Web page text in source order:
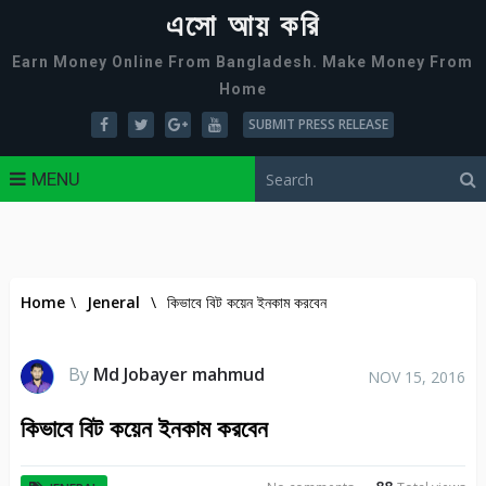
এসো আয় করি
Earn Money Online From Bangladesh. Make Money From
Home
SUBMIT PRESS RELEASE
MENU
Home \ Jeneral \ কিভাবে বিট কয়েন ইনকাম করবেন
By Md Jobayer mahmud NOV 15, 2016
কিভাবে বিট কয়েন ইনকাম করবেন